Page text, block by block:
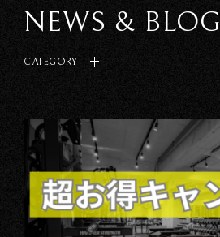
NEWS & BLOG
CATEGORY